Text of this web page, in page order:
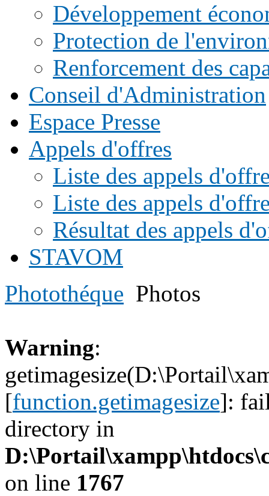
Développement
Protection de
Renforcement des
Conseil d'Administration
Espace Presse
Appels d'offres
Liste des appels
Liste des appels
Résultat des appels
STAVOM
Photothéque Photos
Warning:
[function.getimagesize]:
directory in
on line 1767